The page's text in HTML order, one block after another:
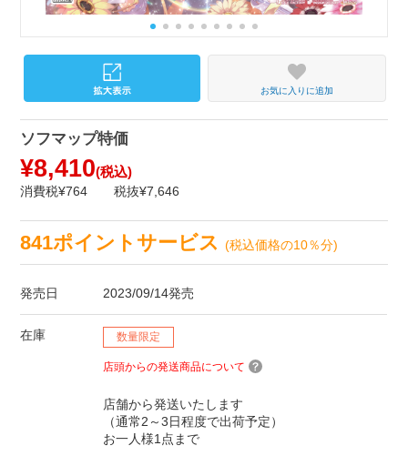
お気に入りに追加
ソフマップ特価
¥8,410(税込)
消費税¥764 税抜¥7,646
841ポイントサービス(税込価格の10％分)
発売日 2023/09/14発売
在庫 数量限定
店頭からの発送商品について
店舗から発送いたします
（通常2～3日程度で出荷予定）
お一人様1点まで